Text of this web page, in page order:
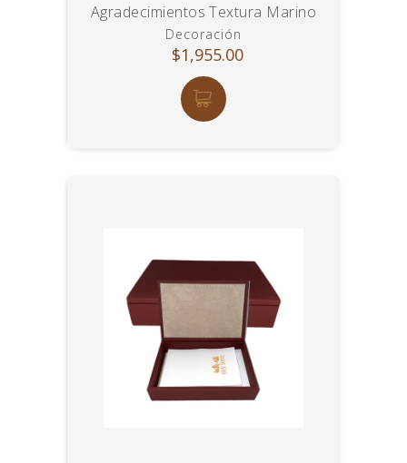
Agradecimientos Textura Marino
Decoración
$1,955.00